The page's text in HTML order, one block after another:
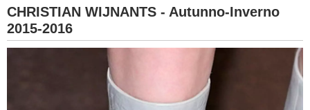
DIETA
CHRISTIAN WIJNANTS - Autunno-Inverno
2015-2016